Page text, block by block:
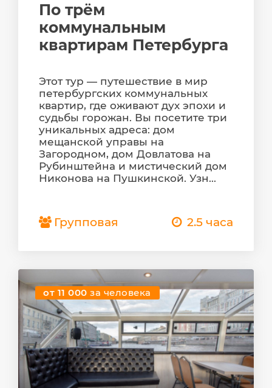
По трём
коммунальным
квартирам Петербурга
Этот тур — путешествие в мир
петербургских коммунальных
квартир, где оживают дух эпохи и
судьбы горожан. Вы посетите три
уникальных адреса: дом
мещанской управы на
Загородном, дом Довлатова на
Рубинштейна и мистический дом
Никонова на Пушкинской. Узн...
Групповая 2.5 часа
от 11 000за человека